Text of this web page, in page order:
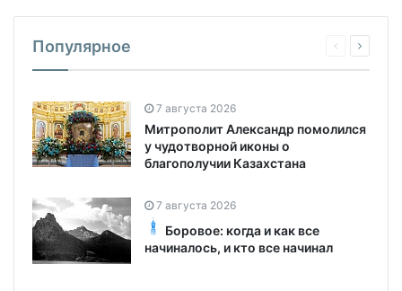
Популярное
7 августа 2026
Митрополит Александр помолился
у чудотворной иконы о
благополучии Казахстана
7 августа 2026
Боровое: когда и как все
начиналось, и кто все начинал